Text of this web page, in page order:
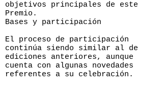
objetivos principales de este
Premio.
Bases y participación
El proceso de participación
continúa siendo similar al de
ediciones anteriores, aunque
cuenta con algunas novedades
referentes a su celebración.